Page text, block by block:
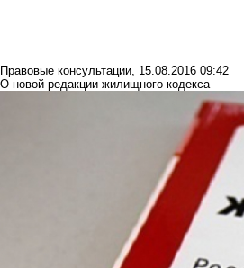
Правовые консультации, 15.08.2016 09:42
О новой редакции жилищного кодекса